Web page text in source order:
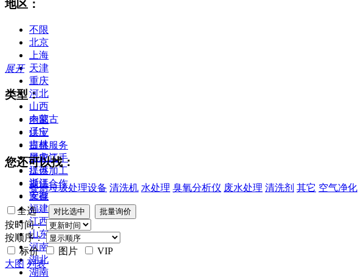
地区：
不限
北京
上海
天津
重庆
河北
山西
内蒙古
辽宁
吉林
黑龙江
江苏
浙江
安徽
福建
江西
山东
河南
湖北
湖南
展开
类型：
全部
供应
提供服务
供应二手
提供加工
提供合作
库存
您还可以找：
餐厨垃圾处理设备 清洗机 水处理 臭氧分析仪 废水处理 清洗剂 其它 空气净化
全选
按时间：
按顺序：
标价
图片
VIP
大图 列表